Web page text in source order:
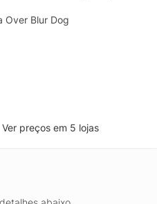
Over Blur Dog
Ver preços em 5 lojas